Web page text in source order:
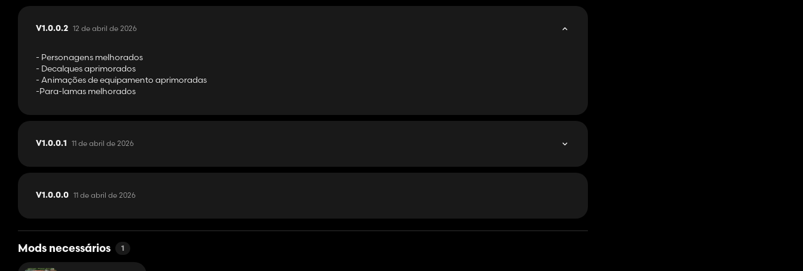
V1.0.0.2 12 de abril de 2026
- Personagens melhorados
- Decalques aprimorados
- Animações de equipamento aprimoradas
-Para-lamas melhorados
V1.0.0.1 11 de abril de 2026
V1.0.0.0 11 de abril de 2026
Mods necessários 1